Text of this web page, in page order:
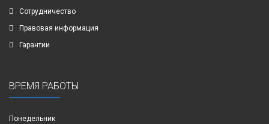
Сотрудничество
Правовая информация
Гарантии
ВРЕМЯ РАБОТЫ
Понедельник